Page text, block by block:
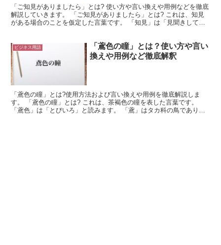
「ご知見がありましたら」とは? 使い方や言い換えや用例などを徹底
解説していきます。 「ご知見がありましたら」とは? これは、知見
がある場合のことを仮定した言葉です。 「知見」は「見聞きして知
ビジネス用語
「鳶色の瞳」とは？使い方や言い
換えや用例など徹底解釈
「鳶色の瞳」とは?使用方法および言い換えや用例を徹底解説しま
す。 「鳶色の瞳」とは? これは、茶褐色の瞳を表した言葉です。
「鳶色」は「とびいろ」と読みます。 「鳶」はタカ科の鳥であり、